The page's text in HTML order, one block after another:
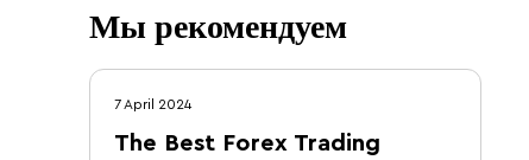
Мы рекомендуем
7 April 2024
The Best Forex Trading